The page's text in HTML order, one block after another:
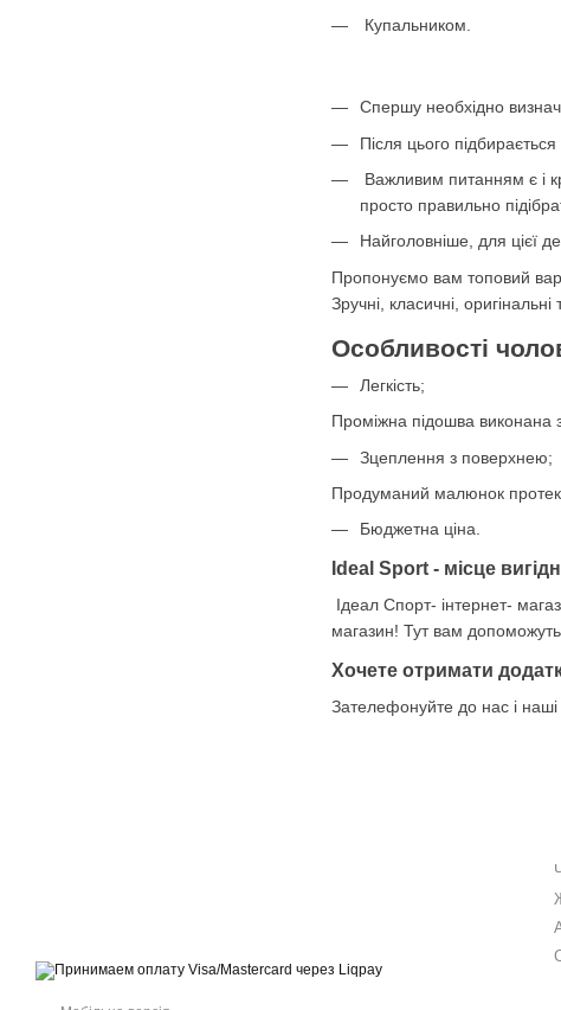
Купальником.
Спершу необхідно
Після цього підбирається
Важливим питанням є і
просто правильно
Найголовніше, для цієї
Пропонуємо вам топовий
Зручні, класичні,
Особливості
Легкість;
Проміжна підошва виконана
Зцеплення з поверхнею;
Продуманий малюнок
Бюджетна ціна.
Ideal Sport - місце
Ідеал Спорт- інтернет-
магазин! Тут вам допоможуть
Хочете отримати
Зателефонуйте до нас і